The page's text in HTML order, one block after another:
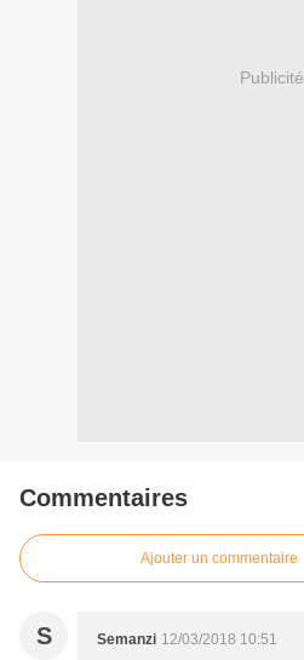
Publicité
Commentaires
Ajouter un commentaire
S Semanzi 12/03/2018 10:51